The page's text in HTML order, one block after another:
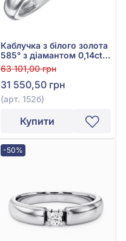
Каблучка з білого золота
585° з діамантом 0,14ct,
арт. 152б
63 101,00 грн
31 550,50 грн
(арт. 152б)
Купити
-50%